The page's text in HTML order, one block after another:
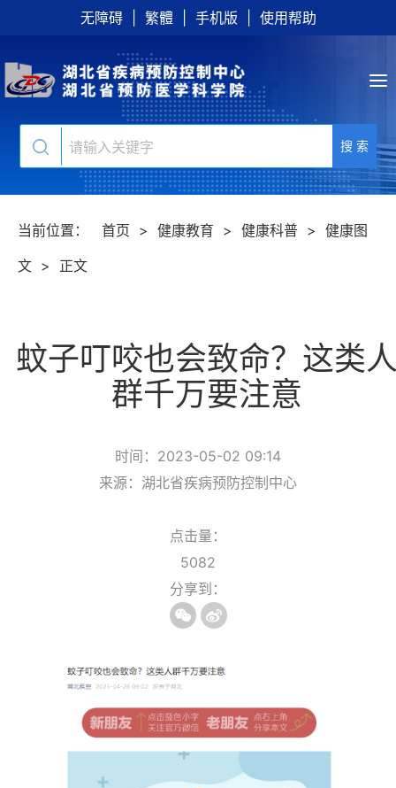
无障碍 繁體 手机版 使用帮助
搜 索
当前位置： 首页 > 健康教育 > 健康科普 > 健康图
文 > 正文
蚊子叮咬也会致命？这类
群千万要注意
时间：2023-05-02 09:14
来源：湖北省疾病预防控制中心
点击量：
5082
分享到：